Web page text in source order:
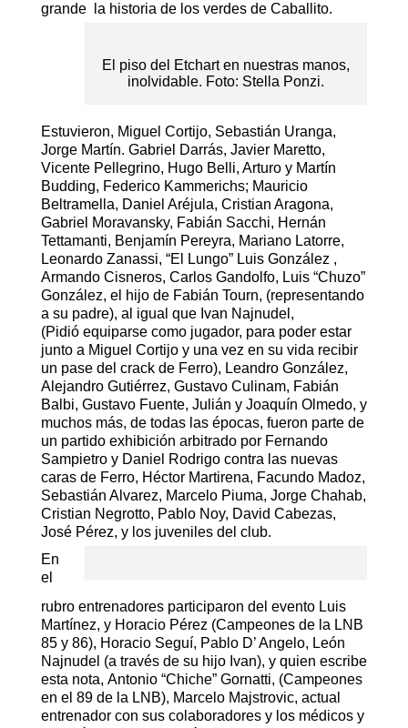
grande la historia de los verdes de Caballito.
El piso del Etchart en nuestras manos,
inolvidable. Foto: Stella Ponzi.
Estuvieron, Miguel Cortijo, Sebastián Uranga,
Jorge Martín. Gabriel Darrás, Javier Maretto,
Vicente Pellegrino, Hugo Belli, Arturo y Martín
Budding, Federico Kammerichs; Mauricio
Beltramella, Daniel Aréjula, Cristian Aragona,
Gabriel Moravansky, Fabián Sacchi, Hernán
Tettamanti, Benjamín Pereyra, Mariano Latorre,
Leonardo Zanassi, “El Lungo” Luis González ,
Armando Cisneros, Carlos Gandolfo, Luis “Chuzo”
González, el hijo de Fabián Tourn, (representando
a su padre), al igual que Ivan Najnudel,
(Pidió equiparse como jugador, para poder estar
junto a Miguel Cortijo y una vez en su vida recibir
un pase del crack de Ferro), Leandro González,
Alejandro Gutiérrez, Gustavo Culinam, Fabián
Balbi, Gustavo Fuente, Julián y Joaquín Olmedo, y
muchos más, de todas las épocas, fueron parte de
un partido exhibición arbitrado por Fernando
Sampietro y Daniel Rodrigo contra las nuevas
caras de Ferro, Héctor Martirena, Facundo Madoz,
Sebastián Alvarez, Marcelo Piuma, Jorge Chahab,
Cristian Negrotto, Pablo Noy, David Cabezas,
José Pérez, y los juveniles del club.
En
el
rubro entrenadores participaron del evento Luis
Martínez, y Horacio Pérez (Campeones de la LNB
85 y 86), Horacio Seguí, Pablo D’ Angelo, León
Najnudel (a través de su hijo Ivan), y quien escribe
esta nota, Antonio “Chiche” Gornatti, (Campeones
en el 89 de la LNB), Marcelo Majstrovic, actual
entrenador con sus colaboradores y los médicos y